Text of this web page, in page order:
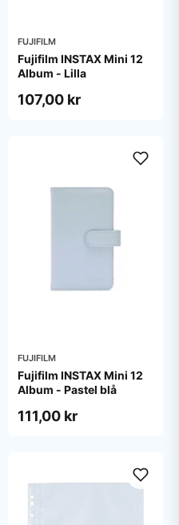
FUJIFILM
Fujifilm INSTAX Mini 12
Album - Lilla
107,00 kr
FUJIFILM
Fujifilm INSTAX Mini 12
Album - Pastel blå
111,00 kr